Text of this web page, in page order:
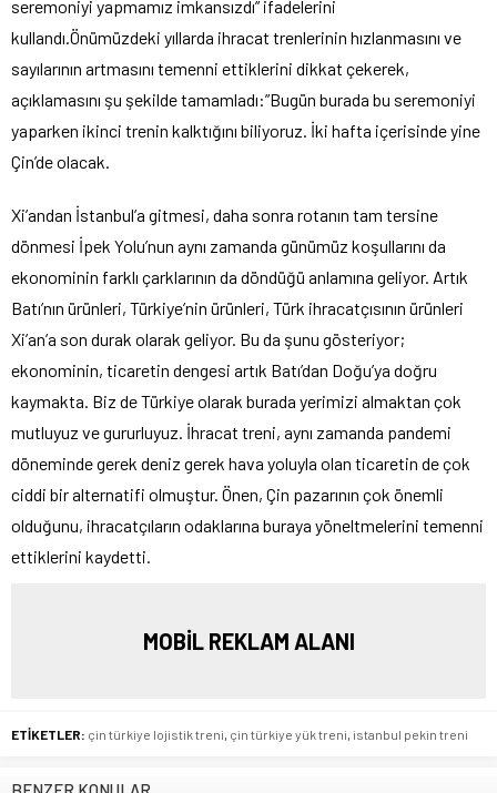
seremoniyi yapmamız imkansızdı” ifadelerini
kullandı.Önümüzdeki yıllarda ihracat trenlerinin hızlanmasını ve
sayılarının artmasını temenni ettiklerini dikkat çekerek,
açıklamasını şu şekilde tamamladı:”Bugün burada bu seremoniyi
yaparken ikinci trenin kalktığını biliyoruz. İki hafta içerisinde yine
Çin’de olacak.
Xi’andan İstanbul’a gitmesi, daha sonra rotanın tam tersine
dönmesi İpek Yolu’nun aynı zamanda günümüz koşullarını da
ekonominin farklı çarklarının da döndüğü anlamına geliyor. Artık
Batı’nın ürünleri, Türkiye’nin ürünleri, Türk ihracatçısının ürünleri
Xi’an’a son durak olarak geliyor. Bu da şunu gösteriyor;
ekonominin, ticaretin dengesi artık Batı’dan Doğu’ya doğru
kaymakta. Biz de Türkiye olarak burada yerimizi almaktan çok
mutluyuz ve gururluyuz. İhracat treni, aynı zamanda pandemi
döneminde gerek deniz gerek hava yoluyla olan ticaretin de çok
ciddi bir alternatifi olmuştur. Önen, Çin pazarının çok önemli
olduğunu, ihracatçıların odaklarına buraya yöneltmelerini temenni
ettiklerini kaydetti.
MOBİL REKLAM ALANI
ETİKETLER: çin türkiye lojistik treni çin türkiye yük treni istanbul pekin treni